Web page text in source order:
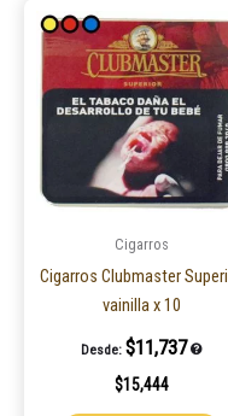
Cigarros
Cigarros Clubmaster
vainilla x 10
Desde: $11,737
$15,444